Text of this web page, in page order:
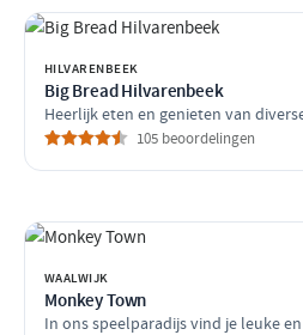
HILVARENBEEK
Big Bread Hilvarenbeek
Heerlijk eten en genieten van
105 beoordelingen
WAALWIJK
Monkey Town
In ons speelparadijs vind je leuke